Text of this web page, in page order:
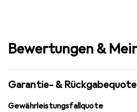
Bewertungen &
Garantie- &
Gewährleistungsfallquote